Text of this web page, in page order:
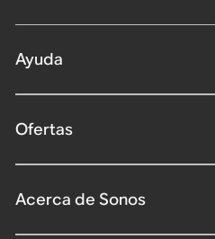
Ayuda
Ofertas
Acerca de Sonos